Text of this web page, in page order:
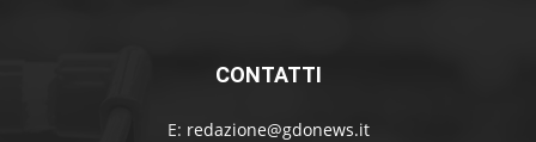
CONTATTI
E: redazione@gdonews.it